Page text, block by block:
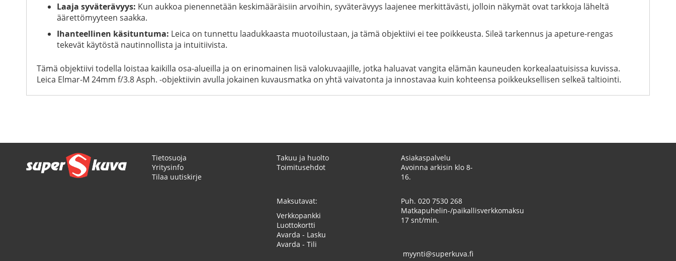
Laaja syväterävyys: Kun aukkoa pienennetään keskimääräisiin arvoihin, syväterävyys laajenee merkittävästi, jolloin näkymät ovat tarkkoja läheltä
äärettömyyteen saakka.
Ihanteellinen käsituntuma: Leica on tunnettu laadukkaasta muotoilustaan, ja tämä objektiivi ei tee poikkeusta. Sileä tarkennus ja apeture-rengas
tekevät käytöstä nautinnollista ja intuitiivista.
Tämä objektiivi todella loistaa kaikilla osa-alueilla ja on erinomainen lisä valokuvaajille, jotka haluavat vangita elämän kauneuden korkealaatuisissa kuvissa.
Leica Elmar-M 24mm f/3.8 Asph. -objektiivin avulla jokainen kuvausmatka on yhtä vaivatonta ja innostavaa kuin kohteensa poikkeuksellisen selkeä taltiointi.
Tietosuoja
Yritysinfo
Tilaa uutiskirje
Takuu ja huolto
Toimitusehdot
Maksutavat:
Verkkopankki
Luottokortti
Avarda - Lasku
Avarda - Tili
Asiakaspalvelu
Avoinna arkisin klo 8-
16.
Puh. 020 7530 268
Matkapuhelin-/paikallisverkkomaksu
17 snt/min.
myynti@superkuva.fi